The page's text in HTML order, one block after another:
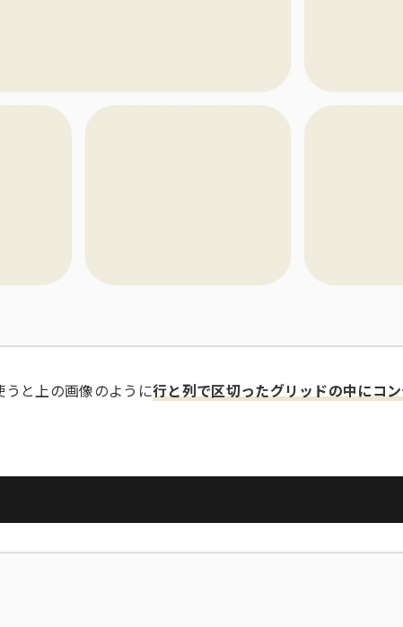
と上の画像のように行と列で区切ったグリッドの中にコ